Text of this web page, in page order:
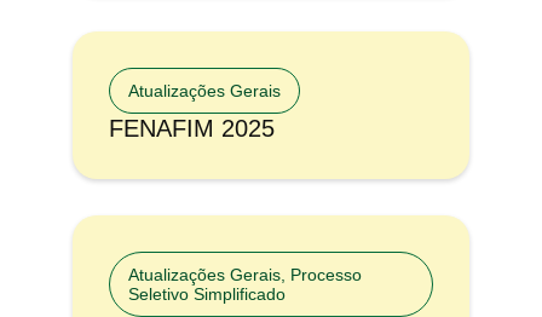
Atualizações Gerais
FENAFIM 2025
Atualizações Gerais Processo
Seletivo Simplificado